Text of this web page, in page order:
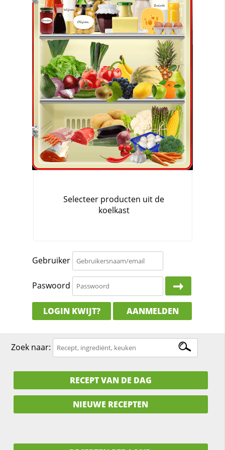
Gebruiker
Paswoord
LOGIN KWIJT? AANMELDEN
Zoek naar:
RECEPT VAN DE DAG
NIEUWE RECEPTEN